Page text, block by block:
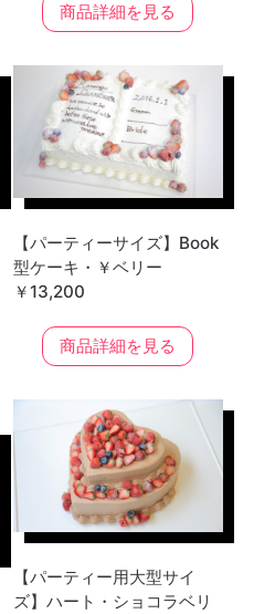
商品詳細を見る
【パーティーサイズ】Book
型ケーキ・￥ベリー
￥13,200
商品詳細を見る
【パーティー用大型サイ
ズ】ハート・ショコラベリ